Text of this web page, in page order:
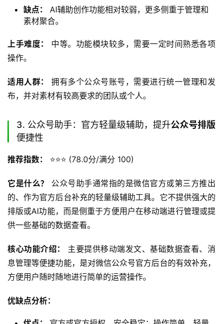
缺点：
AI辅助创作功能相对较弱，更多侧重于管理和
素材聚合。
上手难度：
中等。功能模块较多，需要一定时间熟悉各项
操作。
适用人群：
拥有多个公众号账号，需要进行统一管理和发
布，并对素材有较高要求的团队或个人。
3. 公众号助手：官方轻量级辅助，提升公众号排版
便捷性
推荐指数： ⭐️⭐️⭐️ (78.0分/满分 100)
它是什么？
公众号助手通常指的是微信官方或第三方推出
的、作为官方后台补充的轻量级辅助工具。它不提供强大的
排版或AI功能，而是侧重于方便用户在移动端进行管理或提
供一些基础的数据查看。
核心功能介绍：
主要提供移动端发文、基础数据查看、消
息管理等便捷功能，是对微信公众号官方后台的有效补充，
方便用户随时随地进行简单的运营操作。
优缺点分析：